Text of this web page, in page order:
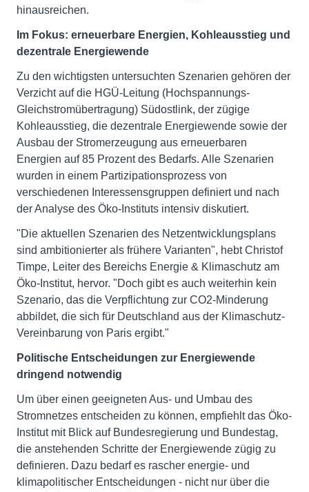
hinausreichen.
Im Fokus: erneuerbare Energien, Kohleausstieg und
dezentrale Energiewende
Zu den wichtigsten untersuchten Szenarien gehören der
Verzicht auf die HGÜ-Leitung (Hochspannungs-
Gleichstromübertragung) Südostlink, der zügige
Kohleausstieg, die dezentrale Energiewende sowie der
Ausbau der Stromerzeugung aus erneuerbaren
Energien auf 85 Prozent des Bedarfs. Alle Szenarien
wurden in einem Partizipationsprozess von
verschiedenen Interessensgruppen definiert und nach
der Analyse des Öko-Instituts intensiv diskutiert.
"Die aktuellen Szenarien des Netzentwicklungsplans
sind ambitionierter als frühere Varianten", hebt Christof
Timpe, Leiter des Bereichs Energie & Klimaschutz am
Öko-Institut, hervor. "Doch gibt es auch weiterhin kein
Szenario, das die Verpflichtung zur CO2-Minderung
abbildet, die sich für Deutschland aus der Klimaschutz-
Vereinbarung von Paris ergibt."
Politische Entscheidungen zur Energiewende
dringend notwendig
Um über einen geeigneten Aus- und Umbau des
Stromnetzes entscheiden zu können, empfiehlt das Öko-
Institut mit Blick auf Bundesregierung und Bundestag,
die anstehenden Schritte der Energiewende zügig zu
definieren. Dazu bedarf es rascher energie- und
klimapolitischer Entscheidungen - nicht nur über die